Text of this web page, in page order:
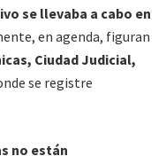
se llevaba a cabo en
en agenda, figuran
Ciudad Judicial,
se registre
no están